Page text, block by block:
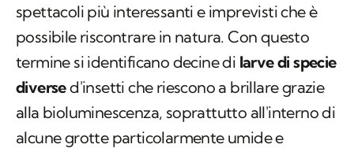
spettacoli più interessanti e imprevisti che è
possibile riscontrare in natura. Con questo
termine si identificano decine di larve di specie
diversed'insetti che riescono a brillare grazie
alla bioluminescenza, soprattutto all'interno di
alcune grotte particolarmente umide e